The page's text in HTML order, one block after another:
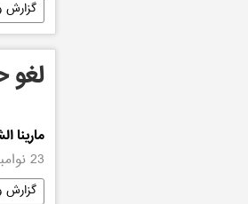
گزارش
لغو
مارینا
23 نوامبر 2016, 19:00
گزارش